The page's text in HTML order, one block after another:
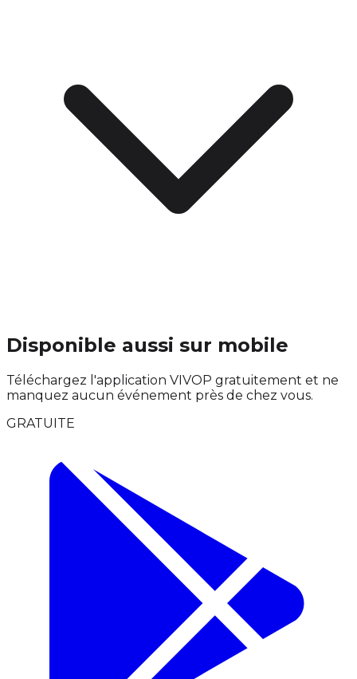
Disponible aussi sur mobile
Téléchargez l'application VIVOP gratuitement et ne
manquez aucun événement près de chez vous.
GRATUITE